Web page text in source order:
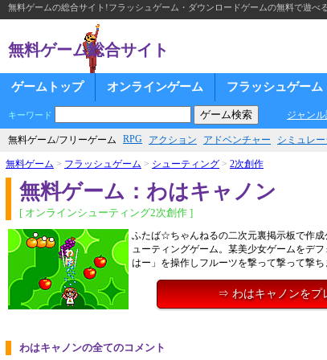
無料ゲームの総合サイト!フラッシュゲーム・ダウンロードゲームの無料で遊べ
無料ゲーム総合サイト
ゲームトップ オンラインゲーム フラッシュゲーム
キーワード ジャン
無料ゲーム/フリーゲーム RPG アクション アドベンチャー シミュレ
無料ゲーム > フラッシュゲーム > シューティング > 2次創作
無料ゲーム：わはキャノン
[ オンラインシューティング2次創作 ]
ふたば☆ちゃんねるの二次元裏掲示板で作
ューティングゲーム。某美少女ゲームをデ
はー」を操作しフルーツを撃って撃って撃ち
⇒ わはキャノンをプ
わはキャノンの全てのコメント